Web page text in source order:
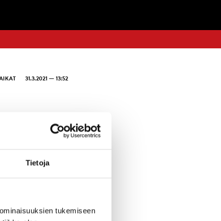
Tietoja
tukemiseen
31.3.2021 — 13:52
sähköposti